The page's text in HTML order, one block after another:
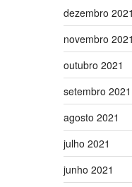
dezembro
novembro
outubro 2021
setembro 2021
agosto 2021
julho 2021
junho 2021